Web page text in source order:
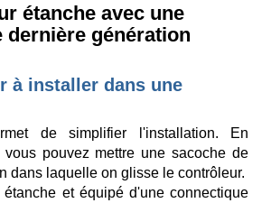
étanche avec une
dernière génération
à installer dans une
de simplifier l'installation. En
pouvez mettre une sacoche de
dans laquelle on glisse le contrôleur.
étanche et équipé d'une connectique